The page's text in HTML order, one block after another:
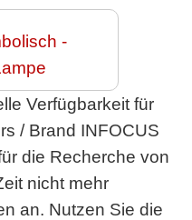
Verfügbarkeit für
/ Brand INFOCUS
die Recherche von
nicht mehr
an. Nutzen Sie die